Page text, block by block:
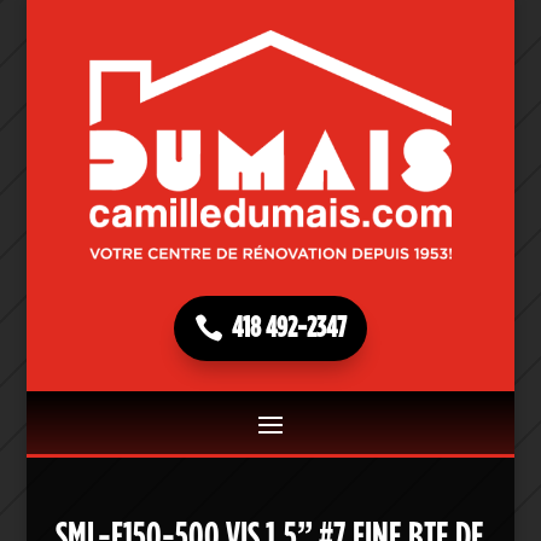
418 492-2347